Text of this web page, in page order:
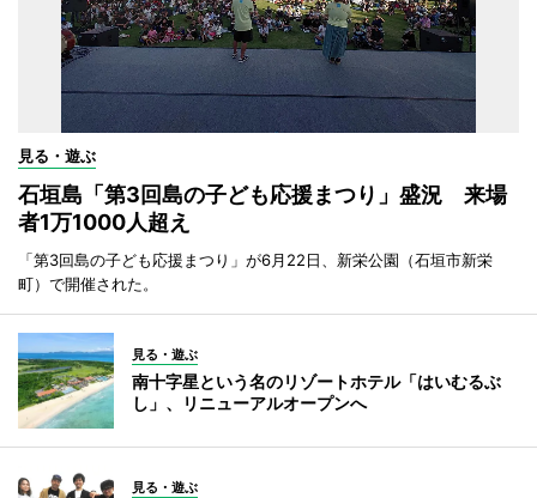
見る・遊ぶ
石垣島「第3回島の子ども応援まつり」盛況 来場
者1万1000人超え
「第3回島の子ども応援まつり」が6月22日、新栄公園（石垣市新栄
町）で開催された。
見る・遊ぶ
南十字星という名のリゾートホテル「はいむるぶ
し」、リニューアルオープンへ
見る・遊ぶ